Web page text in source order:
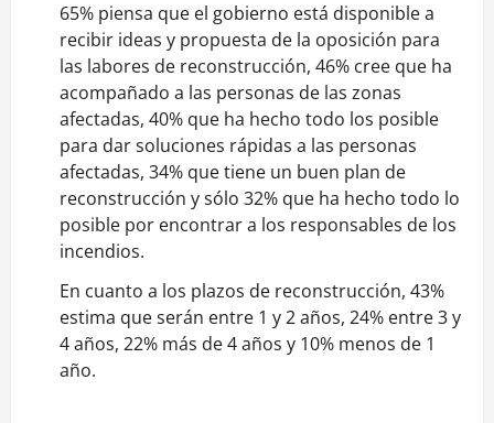
65% piensa que el gobierno está disponible a
recibir ideas y propuesta de la oposición para
las labores de reconstrucción, 46% cree que ha
acompañado a las personas de las zonas
afectadas, 40% que ha hecho todo los posible
para dar soluciones rápidas a las personas
afectadas, 34% que tiene un buen plan de
reconstrucción y sólo 32% que ha hecho todo lo
posible por encontrar a los responsables de los
incendios.
En cuanto a los plazos de reconstrucción, 43%
estima que serán entre 1 y 2 años, 24% entre 3 y
4 años, 22% más de 4 años y 10% menos de 1
año.